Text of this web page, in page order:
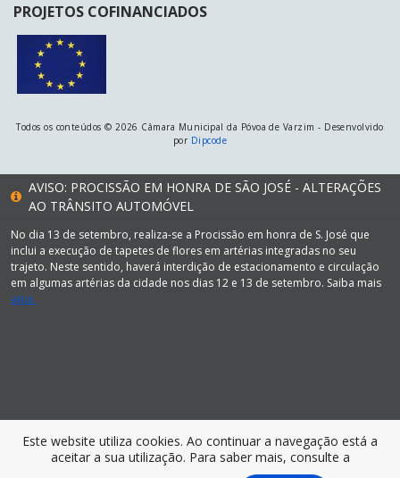
PROJETOS COFINANCIADOS
Todos os conteúdos © 2026 Câmara Municipal da Póvoa de Varzim - Desenvolvido
por Dipcode
AVISO: PROCISSÃO EM HONRA DE SÃO JOSÉ - ALTERAÇÕES
AO TRÂNSITO AUTOMÓVEL
No dia 13 de setembro, realiza-se a Procissão em honra de S. José que
inclui a execução de tapetes de flores em artérias integradas no seu
trajeto. Neste sentido, haverá interdição de estacionamento e circulação
em algumas artérias da cidade nos dias 12 e 13 de setembro. Saiba mais
aqui.
Este website utiliza cookies. Ao continuar a navegação está a
aceitar a sua utilização. Para saber mais, consulte a